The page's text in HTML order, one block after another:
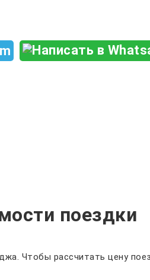
поездки
Чтобы рассчитать цену